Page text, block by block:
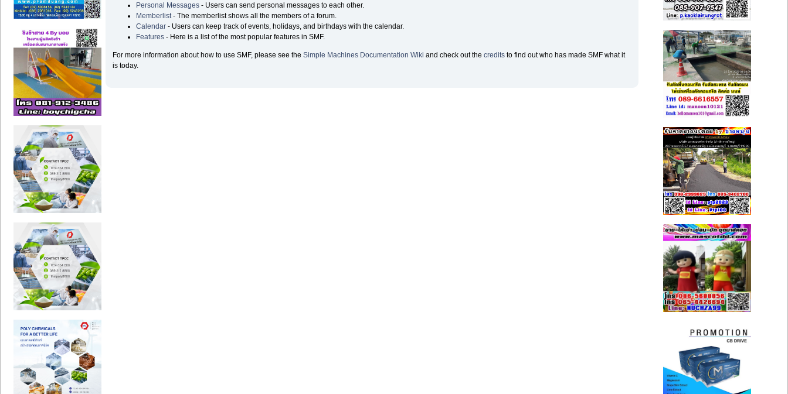
Personal Messages - Users can send personal messages to each other.
Memberlist- The memberlist shows all the members of a forum.
Calendar - Users can keep track of events, holidays, and birthdays with the calendar.
Features - Here is a list of the most popular features in SMF.
For more information about how to use SMF, please see theSimple Machines Documentation Wiki and check out thecredits to find out who has made SMF what it
is today.